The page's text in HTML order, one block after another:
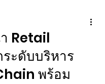
Retail
ะดับบริหาร
พร้อม